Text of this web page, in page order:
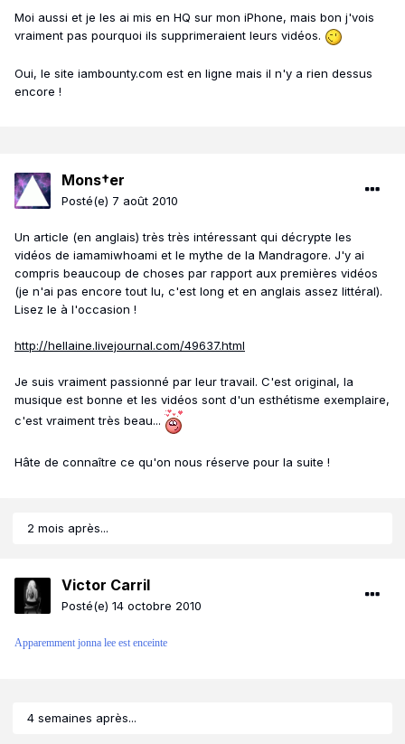
Moi aussi et je les ai mis en HQ sur mon iPhone, mais bon j'vois
vraiment pas pourquoi ils supprimeraient leurs vidéos.
Oui, le site iambounty.com est en ligne mais il n'y a rien dessus
encore !
Mons†er
Posté(e) 7 août 2010
Un article (en anglais) très très intéressant qui décrypte les
vidéos de iamamiwhoami et le mythe de la Mandragore. J'y ai
compris beaucoup de choses par rapport aux premières vidéos
(je n'ai pas encore tout lu, c'est long et en anglais assez littéral).
Lisez le à l'occasion !
http://hellaine.livejournal.com/49637.html
Je suis vraiment passionné par leur travail. C'est original, la
musique est bonne et les vidéos sont d'un esthétisme exemplaire,
c'est vraiment très beau...
Hâte de connaître ce qu'on nous réserve pour la suite !
2 mois après...
Victor Carril
Posté(e) 14 octobre 2010
Apparemment jonna lee est enceinte
4 semaines après...